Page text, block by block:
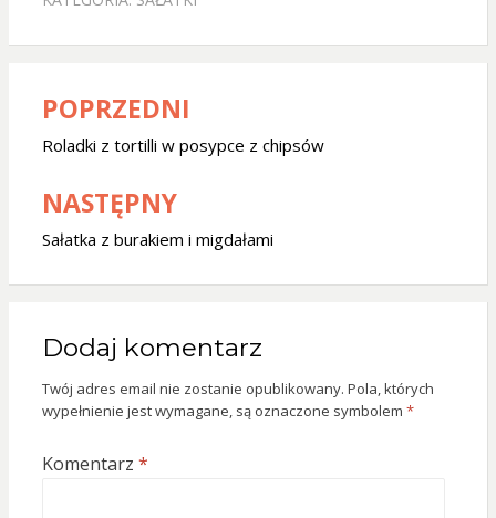
Zobacz
wpisy
POPRZEDNI
Roladki z tortilli w posypce z chipsów
NASTĘPNY
Sałatka z burakiem i migdałami
Dodaj komentarz
Twój adres email nie zostanie opublikowany. Pola, których
wypełnienie jest wymagane, są oznaczone symbolem *
Komentarz *